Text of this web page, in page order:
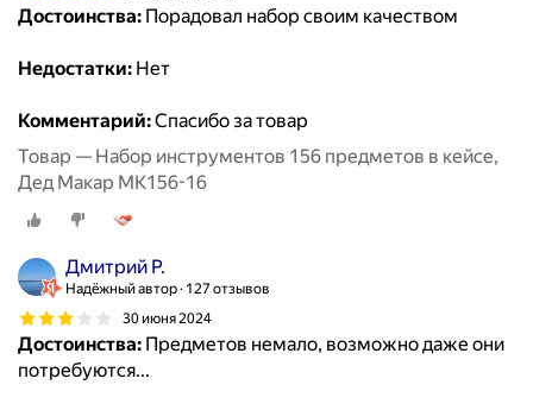
Достоинства: Порадовал набор своим качеством
Недостатки: Нет
Комментарий:Спасибо за товар
Товар — Набор инструментов 156 предметов в кейсе,
Дед Макар МК156-16
Дмитрий Р.
Надёжный автор 127 отзывов
30 июня 2024
Достоинства: Предметов немало, возможно даже они
потребуются...